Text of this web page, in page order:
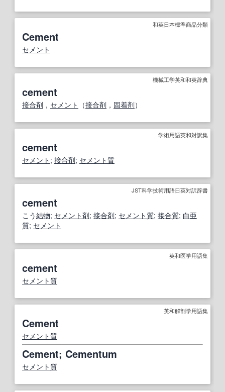
和英日本標準商品分類
Cement
セメント
機械工学英和和英辞典
cement
接合剤 ， セメント （接合剤 ， 固着剤）
学術用語英和対訳集
cement
セメント ; 接合剤; セメント質
JST科学技術用語日英対訳辞書
cement
こう結物; セメント剤; 接合剤; セメント質; 接合質; 白亜
質; セメント
英和医学用語集
cement
セメント質
英和解剖学用語集
Cement
セメント質
Cement; Cementum
セメント質